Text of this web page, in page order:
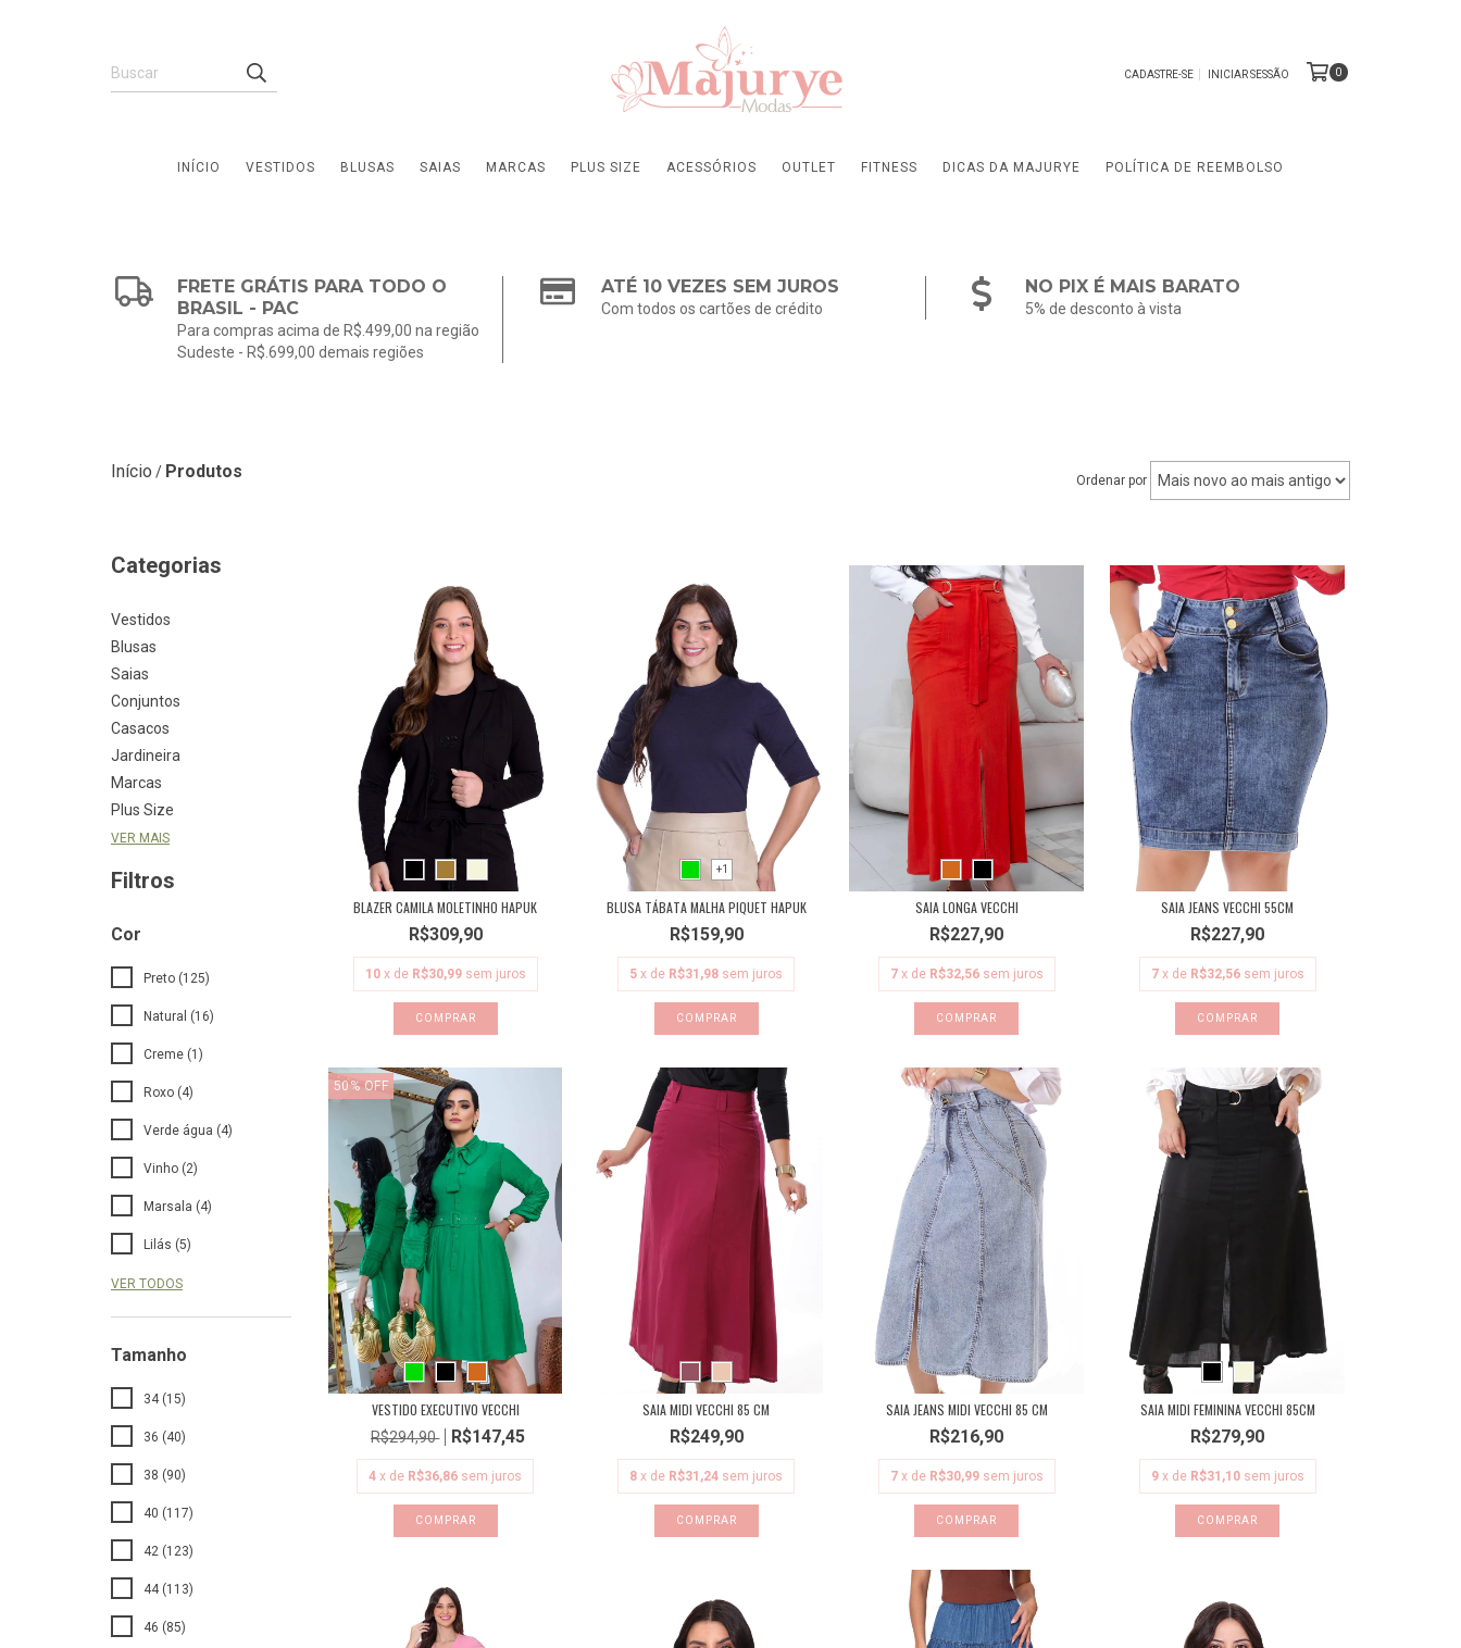
CADASTRE-SE INICIAR SESSÃO 0
INÍCIO VESTIDOS BLUSAS SAIAS MARCAS PLUS SIZE ACESSÓRIOS OUTLET FITNESS DICAS DA MAJURYE POLÍTICA DE REEMBOLSO
FRETE GRÁTIS PARA TODO O
BRASIL - PAC
Para compras acima de R$.499,00 na região
Sudeste - R$.699,00 demais regiões
ATÉ 10 VEZES SEM JUROS
Com todos os cartões de crédito
NO PIX É MAIS BARATO
5% de desconto à vista
Início / Produtos Ordenar por
Categorias
Vestidos
Blusas
Saias
Conjuntos
Casacos
Jardineira
Marcas
Plus Size
VER MAIS
Filtros
Cor
Preto (125)
Natural (16)
Creme (1)
Roxo (4)
Verde água (4)
Vinho (2)
Marsala (4)
Lilás (5)
VER TODOS
Tamanho
34 (15)
36 (40)
38 (90)
40 (117)
42 (123)
44 (113)
46 (85)
BLAZER CAMILA MOLETINHO HAPUK
R$309,90
10 x de R$30,99 sem juros
COMPRAR
+1
BLUSA TÁBATA MALHA PIQUET HAPUK
R$159,90
5 x de R$31,98 sem juros
COMPRAR
SAIA LONGA VECCHI
R$227,90
7 x de R$32,56 sem juros
COMPRAR
SAIA JEANS VECCHI 55CM
R$227,90
7 x de R$32,56 sem juros
COMPRAR
50 % OFF
VESTIDO EXECUTIVO VECCHI
R$294,90 R$147,45
4 x de R$36,86 sem juros
COMPRAR
SAIA MIDI VECCHI 85 CM
R$249,90
8 x de R$31,24 sem juros
COMPRAR
SAIA JEANS MIDI VECCHI 85 CM
R$216,90
7 x de R$30,99 sem juros
COMPRAR
SAIA MIDI FEMININA VECCHI 85CM
R$279,90
9 x de R$31,10 sem juros
COMPRAR